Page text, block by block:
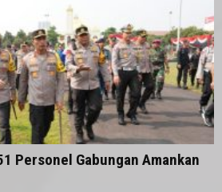
Personel Gabungan Amankan